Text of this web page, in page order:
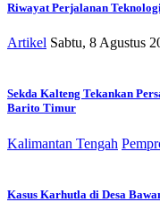
Riwayat Perjalanan
Artikel Sabtu, 8 Agustus
Sekda Kalteng Tekankan
Barito Timur
Kalimantan Tengah
Kasus Karhutla di Desa